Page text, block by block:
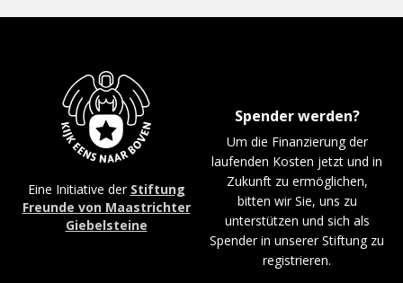
Spender werden?
Um die Finanzierung der
laufenden Kosten jetzt und in
Zukunft zu ermöglichen,
bitten wir Sie, uns zu
unterstützen und sich als
Spender in unserer Stiftung zu
registrieren.
Eine Initiative der Stiftung
Freunde von Maastrichter
Giebelsteine